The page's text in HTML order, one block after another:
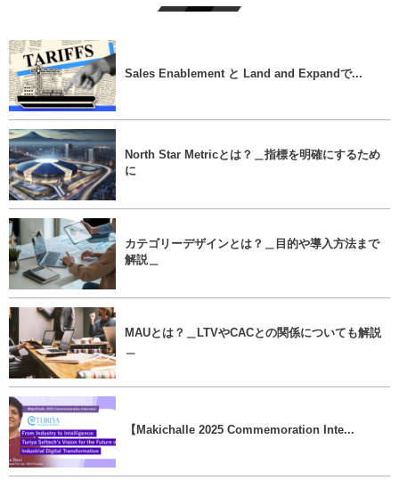
Sales Enablement と Land and Expandで...
North Star Metricとは？＿指標を明確にするため
に
カテゴリーデザインとは？＿目的や導入方法まで
解説＿
MAUとは？＿LTVやCACとの関係についても解説
【Makichalle 2025 Commemoration Inte...